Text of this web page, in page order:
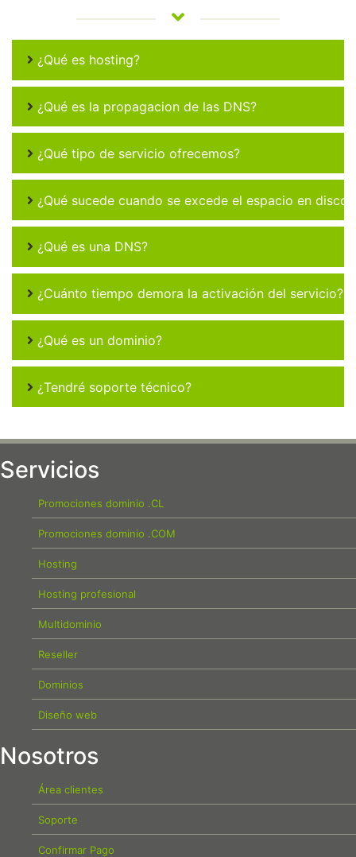
¿Qué es hosting?
¿Qué es la propagacion de las DNS?
¿Qué tipo de servicio ofrecemos?
¿Qué sucede cuando se excede el espacio en disco
¿Qué es una DNS?
¿Cuánto tiempo demora la activación del servicio?
¿Qué es un dominio?
¿Tendré soporte técnico?
Servicios
Promociones dominio .CL
Promociones dominio .COM
Hosting
Hosting profesional
Multidominio
Reseller
Dominios
Diseño web
Nosotros
Área clientes
Soporte
Confirmar Pago